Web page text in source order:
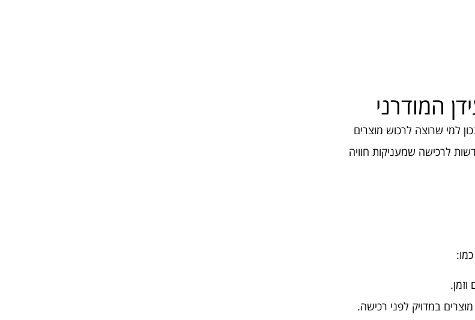
המודרני
למי שרוצה לרכוש מוצרים
לרכישה שמעניקות חוויה
כמו:
במדויק לפני רכישה.